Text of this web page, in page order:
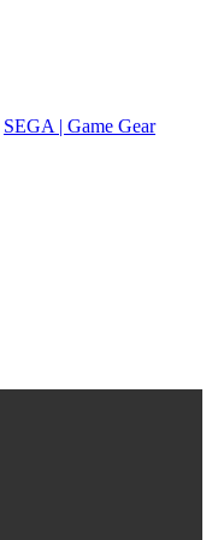
SEGA | Game Gear